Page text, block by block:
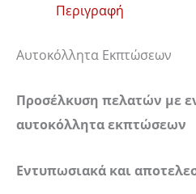
Περιγραφή
Αυτοκόλλητα Εκπτώσεων
Προσέλκυση πελατών με
αυτοκόλλητα εκπτώσεων
Εντυπωσιακά και